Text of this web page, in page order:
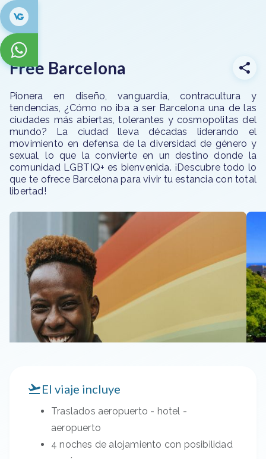
Free Barcelona
Pionera en diseño, vanguardia, contracultura y
tendencias, ¿Cómo no iba a ser Barcelona una de las
ciudades más abiertas, tolerantes y cosmopolitas del
mundo? La ciudad lleva décadas liderando el
movimiento en defensa de la diversidad de género y
sexual, lo que la convierte en un destino donde la
comunidad LGBTIQ+ es bienvenida. ¡Descubre todo lo
que te ofrece Barcelona para vivir tu estancia con total
libertad!
El viaje incluye
Traslados aeropuerto - hotel -
aeropuerto
4 noches de alojamiento con posibilidad